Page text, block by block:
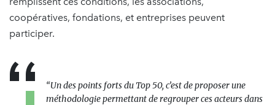
coopératives, fondations, et entreprises peuvent
participer.
“Un des points forts du Top 50, c’est de proposer une
méthodologie permettant de regrouper ces acteurs dans